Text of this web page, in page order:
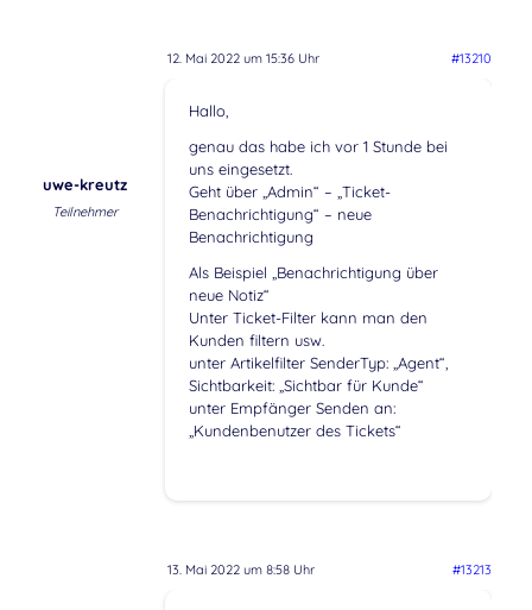
12. Mai 2022 um 15:36 Uhr #13210
uwe-kreutz
Teilnehmer
Hallo,
genau das habe ich vor 1 Stunde bei
uns eingesetzt.
Geht über „Admin“ – „Ticket-
Benachrichtigung“ – neue
Benachrichtigung
Als Beispiel „Benachrichtigung über
neue Notiz“
Unter Ticket-Filter kann man den
Kunden filtern usw.
unter Artikelfilter SenderTyp: „Agent“,
Sichtbarkeit: „Sichtbar für Kunde“
unter Empfänger Senden an:
„Kundenbenutzer des Tickets“
13. Mai 2022 um 8:58 Uhr #13213